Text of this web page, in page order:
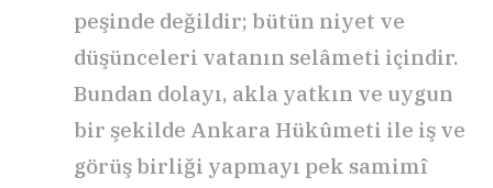
peşinde değildir; bütün niyet ve
düşünceleri vatanın selâmeti içindir.
Bundan dolayı, akla yatkın ve uygun
bir şekilde Ankara Hükûmeti ile iş ve
görüş birliği yapmayı pek samimî